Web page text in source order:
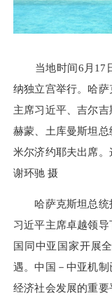
当地时间6月17日
纳独立宫举行。哈
主席习近平、吉尔
赫蒙、土库曼斯坦
米尔济约耶夫出席
谢环驰 摄
哈萨克斯坦总统
习近平主席卓越领
国同中亚国家开展
遇。中国－中亚机
经济社会发展的重